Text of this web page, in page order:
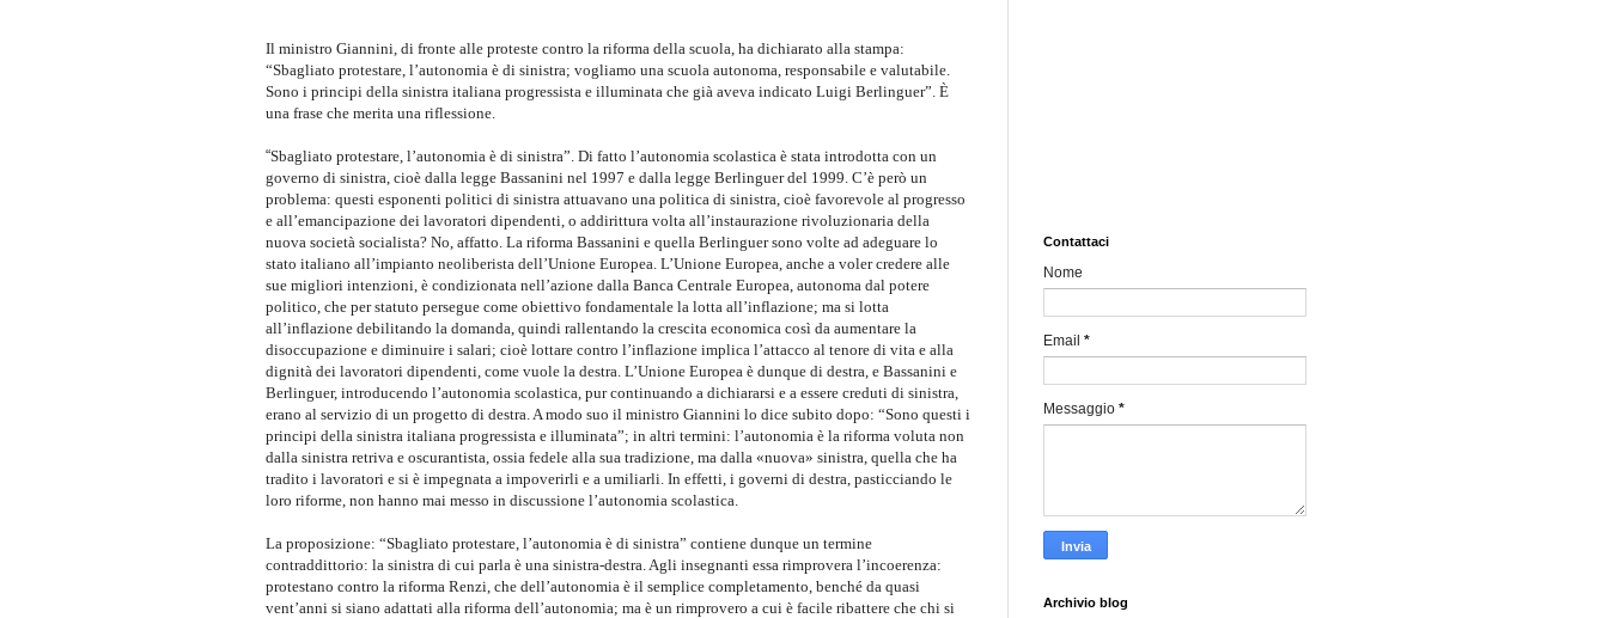
Il ministro Giannini, di fronte alle proteste contro la riforma della scuola, ha dichiarato alla stampa:
“Sbagliato protestare, l’autonomia è di sinistra; vogliamo una scuola autonoma, responsabile e valutabile.
Sono i principi della sinistra italiana progressista e illuminata che già aveva indicato Luigi Berlinguer”. È
una frase che merita una riflessione.
“Sbagliato protestare, l’autonomia è di sinistra”. Di fatto l’autonomia scolastica è stata introdotta con un
governo di sinistra, cioè dalla legge Bassanini nel 1997 e dalla legge Berlinguer del 1999. C’è però un
problema: questi esponenti politici di sinistra attuavano una politica di sinistra, cioè favorevole al progresso
e all’emancipazione dei lavoratori dipendenti, o addirittura volta all’instaurazione rivoluzionaria della
nuova società socialista? No, affatto. La riforma Bassanini e quella Berlinguer sono volte ad adeguare lo
stato italiano all’impianto neoliberista dell’Unione Europea. L’Unione Europea, anche a voler credere alle
sue migliori intenzioni, è condizionata nell’azione dalla Banca Centrale Europea, autonoma dal potere
politico, che per statuto persegue come obiettivo fondamentale la lotta all’inflazione; ma si lotta
all’inflazione debilitando la domanda, quindi rallentando la crescita economica così da aumentare la
disoccupazione e diminuire i salari; cioè lottare contro l’inflazione implica l’attacco al tenore di vita e alla
dignità dei lavoratori dipendenti, come vuole la destra. L’Unione Europea è dunque di destra, e Bassanini e
Berlinguer, introducendo l’autonomia scolastica, pur continuando a dichiararsi e a essere creduti di sinistra,
erano al servizio di un progetto di destra. A modo suo il ministro Giannini lo dice subito dopo: “Sono questi i
principi della sinistra italiana progressista e illuminata”; in altri termini: l’autonomia è la riforma voluta non
dalla sinistra retriva e oscurantista, ossia fedele alla sua tradizione, ma dalla «nuova» sinistra, quella che ha
tradito i lavoratori e si è impegnata a impoverirli e a umiliarli. In effetti, i governi di destra, pasticciando le
loro riforme, non hanno mai messo in discussione l’autonomia scolastica.
La proposizione: “Sbagliato protestare, l’autonomia è di sinistra” contiene dunque un termine
contraddittorio: la sinistra di cui parla è una sinistra-destra. Agli insegnanti essa rimprovera l’incoerenza:
protestano contro la riforma Renzi, che dell’autonomia è il semplice completamento, benché da quasi
vent’anni si siano adattati alla riforma dell’autonomia; ma è un rimprovero a cui è facile ribattere che chi si
Contattaci
Nome
Email *
Messaggio *
Archivio blog